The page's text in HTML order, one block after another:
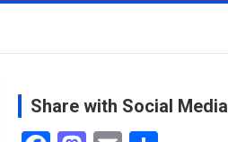
Share with Social Media